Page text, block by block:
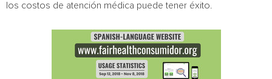
los costos de atención médica puede tener éxito.